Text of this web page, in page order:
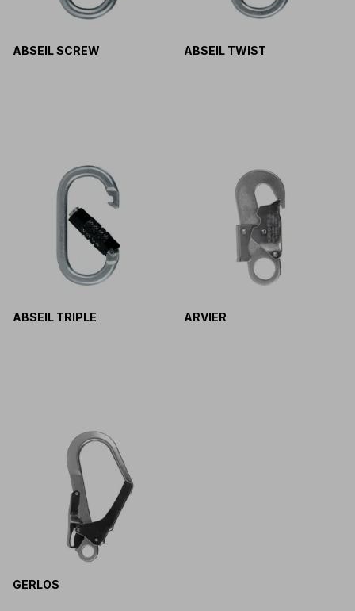
ABSEIL SCREW ABSEIL TWIST
ABSEIL TRIPLE ARVIER
GERLOS